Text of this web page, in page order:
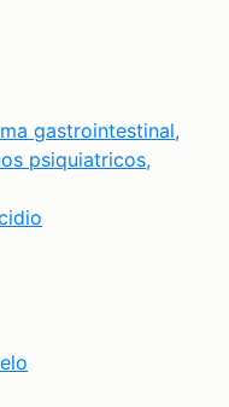
gastrointestinal,
psiquiatricos,